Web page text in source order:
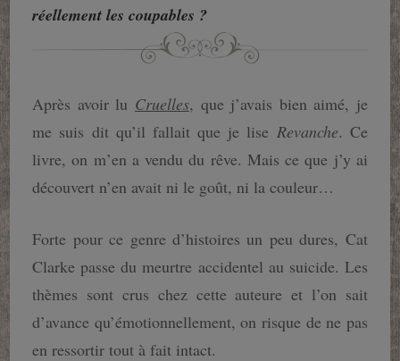
réellement les coupables ?
Après avoir lu Cruelles, que j’avais bien aimé, je
me suis dit qu’il fallait que je lise Revanche. Ce
livre, on m’en a vendu du rêve. Mais ce que j’y ai
découvert n’en avait ni le goût, ni la couleur…
Forte pour ce genre d’histoires un peu dures, Cat
Clarke passe du meurtre accidentel au suicide. Les
thèmes sont crus chez cette auteure et l’on sait
d’avance qu’émotionnellement, on risque de ne pas
en ressortir tout à fait intact.